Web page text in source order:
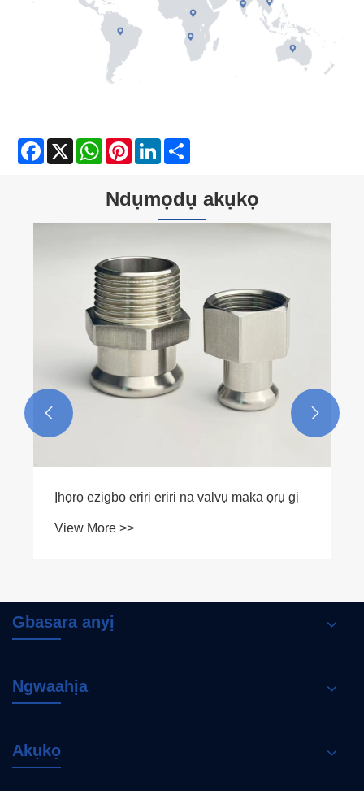
Facebook
X WhatsApp
PinterestLinkedIn
Ndụmọdụ akụkọ
Kedu ihe na-eme Gooseneck brushed
kichin gị
 
Gbasara anyị
Ngwaahịa
Akụkọ